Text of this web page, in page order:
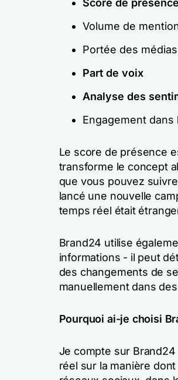
Score de présence
Volume de
Portée des
Part de voix
Analyse des
Engagement
Le score de présence
transforme le concept
que vous pouvez
lancé une nouvelle
temps réel était
Brand24 utilise
informations - il peut
des changements de
manuellement dans
Pourquoi ai-je choisi
Je compte sur
réel sur la manière